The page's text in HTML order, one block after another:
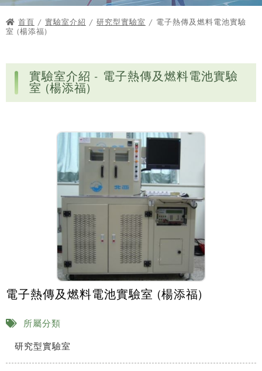
首頁 / 實驗室介紹 / 研究型實驗室 / 電子熱傳及燃料電池實驗
室 (楊添福)
實驗室介紹 - 電子熱傳及燃料電池實驗
室 (楊添福)
電子熱傳及燃料電池實驗室 (楊添福)
所屬分類
研究型實驗室